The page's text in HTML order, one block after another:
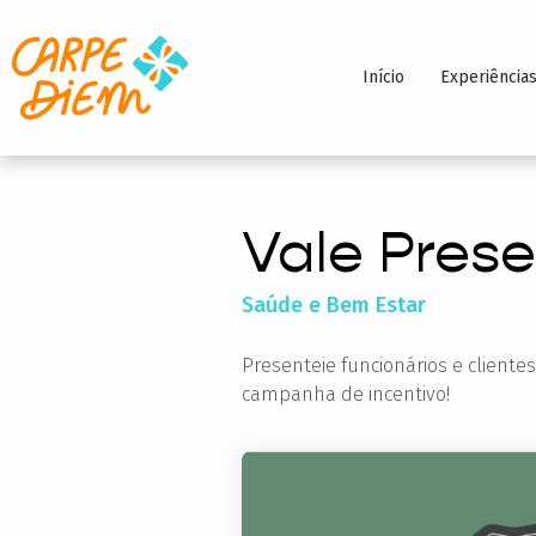
Início Experiências
Vale
Saúde e Bem Estar
Presenteie funcionários e
campanha de incentivo!